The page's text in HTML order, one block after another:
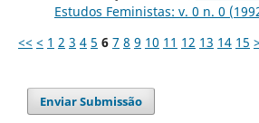
Estudos Feministas: v. 0 n. 0
<< < 1 2 3 4 5 6 7 8 9 10 11 12 13 14 15 >
Enviar Submissão